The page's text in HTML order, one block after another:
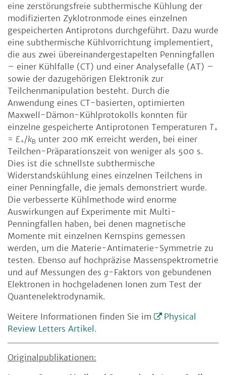
eine zerstörungsfreie subthermische Kühlung der
modifizierten Zyklotronmode eines einzelnen
gespeicherten Antiprotons durchgeführt. Dazu wurde
eine subthermische Kühlvorrichtung implementiert,
die aus zwei übereinandergestapelten Penningfallen
– einer Kühlfalle (CT) und einer Analysefalle (AT) –
sowie der dazugehörigen Elektronik zur
Teilchenmanipulation besteht. Durch die
Anwendung eines CT-basierten, optimierten
Maxwell-Dämon-Kühlprotokolls konnten für
einzelne gespeicherte Antiprotonen Temperaturen T+
= E+/kB unter 200 mK erreicht werden, bei einer
Teilchen-Präparationszeit von weniger als 500 s.
Dies ist die schnellste subthermische
Widerstandskühlung eines einzelnen Teilchens in
einer Penningfalle, die jemals demonstriert wurde.
Die verbesserte Kühlmethode wird enorme
Auswirkungen auf Experimente mit Multi-
Penningfallen haben, bei denen magnetische
Momente mit einzelnen Kernspins gemessen
werden, um die Materie-Antimaterie-Symmetrie zu
testen. Ebenso auf hochpräzise Massenspektrometrie
und auf Messungen des g-Faktors von gebundenen
Elektronen in hochgeladenen Ionen zum Test der
Quantenelektrodynamik.
Weitere Informationen finden Sie im
Physical
Review Letters Artikel .
Originalpublikationen: